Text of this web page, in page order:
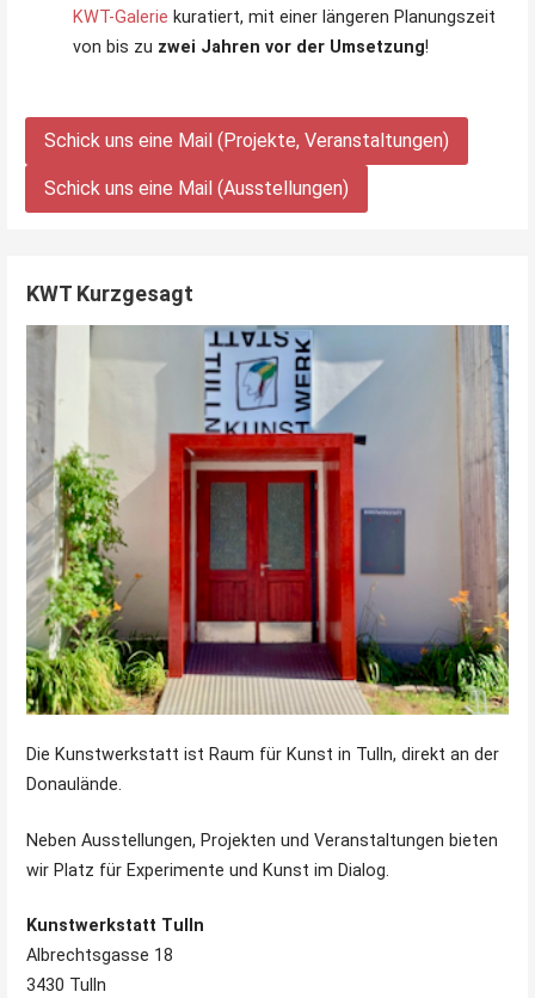
KWT-Galerie kuratiert, mit einer längeren Planungszeit
von bis zu zwei Jahren vor der Umsetzung!
Schick uns eine Mail (Projekte, Veranstaltungen)
Schick uns eine Mail (Ausstellungen)
KWT Kurzgesagt
Die Kunstwerkstatt ist Raum für Kunst in Tulln, direkt an der
Donaulände.
Neben Ausstellungen, Projekten und Veranstaltungen bieten
wir Platz für Experimente und Kunst im Dialog.
Kunstwerkstatt Tulln
Albrechtsgasse 18
3430 Tulln